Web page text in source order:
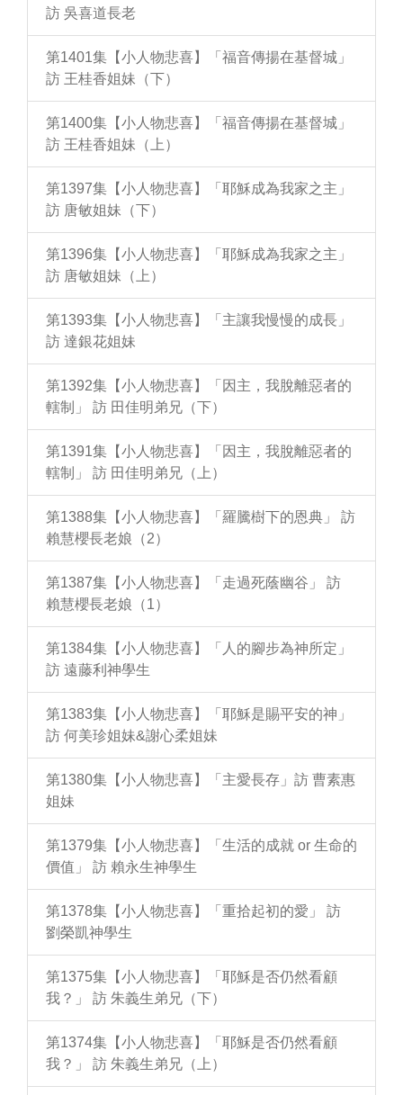
訪 吳喜道長老
第1401集【小人物悲喜】「福音傳揚在基督城」
訪 王桂香姐妹（下）
第1400集【小人物悲喜】「福音傳揚在基督城」
訪 王桂香姐妹（上）
第1397集【小人物悲喜】「耶穌成為我家之主」
訪 唐敏姐妹（下）
第1396集【小人物悲喜】「耶穌成為我家之主」
訪 唐敏姐妹（上）
第1393集【小人物悲喜】「主讓我慢慢的成長」
訪 達銀花姐妹
第1392集【小人物悲喜】「因主，我脫離惡者的
轄制」 訪 田佳明弟兄（下）
第1391集【小人物悲喜】「因主，我脫離惡者的
轄制」 訪 田佳明弟兄（上）
第1388集【小人物悲喜】「羅騰樹下的恩典」 訪
賴慧櫻長老娘（2）
第1387集【小人物悲喜】「走過死蔭幽谷」 訪
賴慧櫻長老娘（1）
第1384集【小人物悲喜】「人的腳步為神所定」
訪 遠藤利神學生
第1383集【小人物悲喜】「耶穌是賜平安的神」
訪 何美珍姐妹&謝心柔姐妹
第1380集【小人物悲喜】「主愛長存」訪 曹素惠
姐妹
第1379集【小人物悲喜】「生活的成就 or 生命的
價值」 訪 賴永生神學生
第1378集【小人物悲喜】「重拾起初的愛」 訪
劉榮凱神學生
第1375集【小人物悲喜】「耶穌是否仍然看顧
我？」 訪 朱義生弟兄（下）
第1374集【小人物悲喜】「耶穌是否仍然看顧
我？」 訪 朱義生弟兄（上）